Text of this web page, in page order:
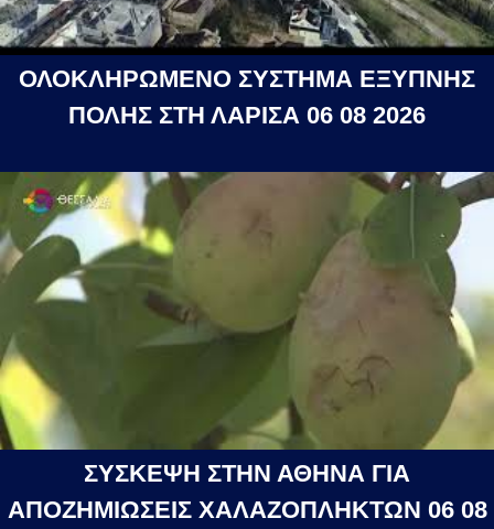
ΟΛΟΚΛΗΡΩΜΕΝΟ ΣΥΣΤΗΜΑ ΕΞΥΠΝΗΣ
ΠΟΛΗΣ ΣΤΗ ΛΑΡΙΣΑ 06 08 2026
ΣΥΣΚΕΨΗ ΣΤΗΝ ΑΘΗΝΑ ΓΙΑ
ΑΠΟΖΗΜΙΩΣΕΙΣ ΧΑΛΑΖΟΠΛΗΚΤΩΝ 06 08